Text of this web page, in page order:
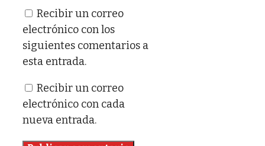
Recibir un correo
electrónico con los
siguientes comentarios a
esta entrada.
Recibir un correo
electrónico con cada
nueva entrada.